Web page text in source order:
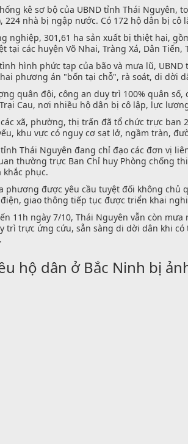
kê sơ bộ của UBND tỉnh Thái Nguyên,
224 nhà bị ngập nước. Có 172 hộ dân bị
nghiệp, 301,61 ha sản xuất bị thiệt hại,
tại các huyện Võ Nhai, Tràng Xá, Dân
hình phức tạp của bão và mưa lũ,
phương án "bốn tại chỗ", rà soát, di dời
quân đội, công an duy trì 100% quân
Cau, nơi nhiều hộ dân bị cô lập, lực
các xã, phường, thị trấn đã tổ chức trực
khu vực có nguy cơ sạt lở, ngầm tràn,
tỉnh Thái Nguyên đang chỉ đạo các đơn vị
thường trực Ban Chỉ huy Phòng chống
khắc phục.
phương được yêu cầu tuyệt đối không chủ
giao thông tiếp tục được triển khai
11h ngày 7/10, Thái Nguyên vẫn còn
trì trực ứng cứu, sẵn sàng di dời dân khi
hộ dân ở Bắc Ninh bị